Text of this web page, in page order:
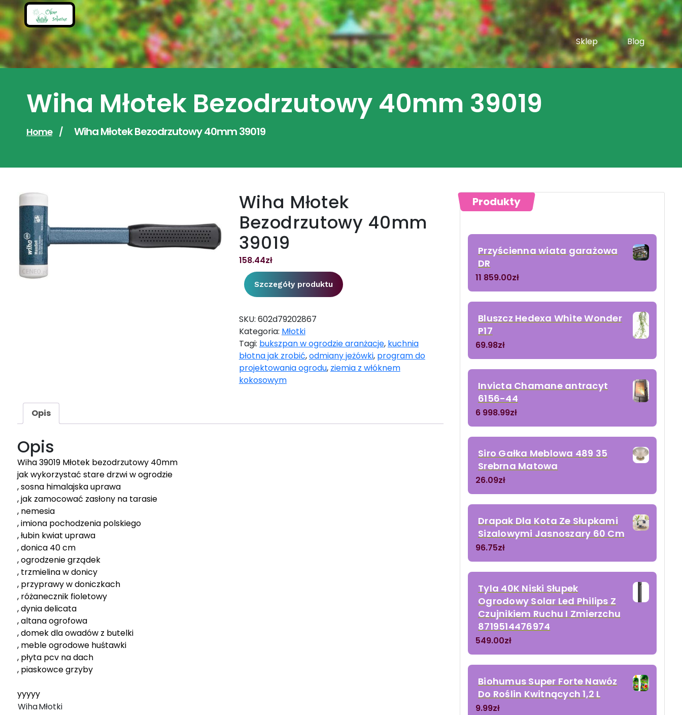
Skip
to
content
Sklep
Blog
Wiha Młotek Bezodrzutowy 40mm 39019
Home / Wiha Młotek Bezodrzutowy 40mm 39019
Wiha Młotek
Bezodrzutowy 40mm
39019
158.44zł
Szczegóły produktu
SKU: 602d79202867
Kategoria: Młotki
Tagi: bukszpan w ogrodzie aranżacje, kuchnia
błotna jak zrobić,odmiany jeżówki, program do
projektowania ogrodu, ziemia z włóknem
kokosowym
Opis
Opis
Wiha 39019 Młotek bezodrzutowy 40mm
jak wykorzystać stare drzwi w ogrodzie
, sosna himalajska uprawa
, jak zamocować zasłony na tarasie
, nemesia
, imiona pochodzenia polskiego
, łubin kwiat uprawa
, donica 40 cm
, ogrodzenie grządek
, trzmielina w donicy
, przyprawy w doniczkach
, różanecznik fioletowy
, dynia delicata
, altana ogrofowa
, domek dla owadów z butelki
, meble ogrodowe huśtawki
, płyta pcv na dach
, piaskowce grzyby
yyyyy
WihaMłotki
Produkty
Przyścienna wiata garażowa
DR
11 859.00zł
Bluszcz Hedexa White Wonder
P17
69.98zł
Invicta Chamane antracyt
6156-44
6 998.99zł
Siro Gałka Meblowa 489 35
Srebrna Matowa
26.09zł
Drapak Dla Kota Ze Słupkami
Sizalowymi Jasnoszary 60 Cm
96.75zł
Tyla 40K Niski Słupek
Ogrodowy Solar Led Philips Z
Czujnikiem Ruchu I Zmierzchu
8719514476974
549.00zł
Biohumus Super Forte Nawóz
Do Roślin Kwitnących 1,2 L
9.99zł